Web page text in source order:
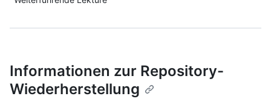
Informationen zur Repository-
Wiederherstellung